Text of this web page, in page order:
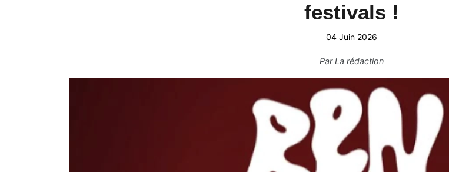
festivals !
04 Juin 2026
ParLa rédaction